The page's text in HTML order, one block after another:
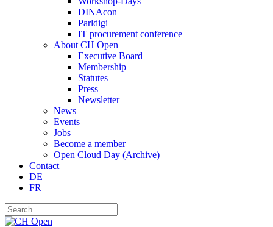
DINAcon
Parldigi
IT procurement conference
About CH Open
Executive Board
Membership
Statutes
Press
Newsletter
News
Events
Jobs
Become a member
Open Cloud Day (Archive)
Contact
DE
FR